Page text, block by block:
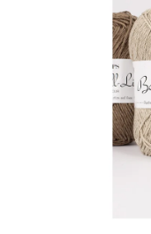
hvězdiček.